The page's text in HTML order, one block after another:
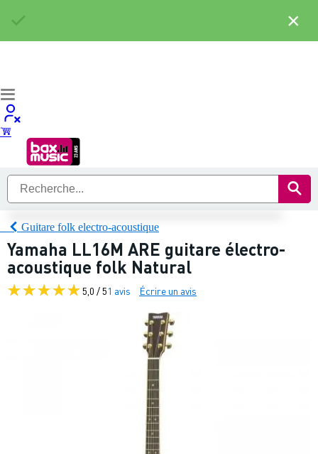
Guitare folk electro-acoustique
Yamaha LL16M ARE guitare électro-
acoustique folk Natural
5,0 / 51 avis Écrire un avis
×